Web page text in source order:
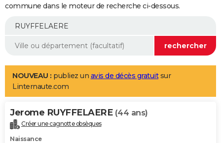
Essais
Réserver un essai
Citadines
Berlines
SUV
Forum auto
+
Mobiles
Meilleur smartphone
Internet
Ordinateurs
Jeux vidéo
Guide high-tech
Aménagement intérieur
LIFESTYLE
Art de vivre
Bien-être
Loisirs
Mode
Modes de vie
Alimentation
Guide de la santé
Maladies
Médicaments
Sommeil
VOYAGE
Destinations
City break
Voyage nature
Voyage de noces
Forum
Climat
+PHOTO
commune dans le moteur de recherche ci-dessous.
NOUVEAU : publiez un avis de décès gratuitsur
Linternaute.com
Jerome RUYFFELAERE (44 ans)
Créer une cagnotte obsèques
Naissance